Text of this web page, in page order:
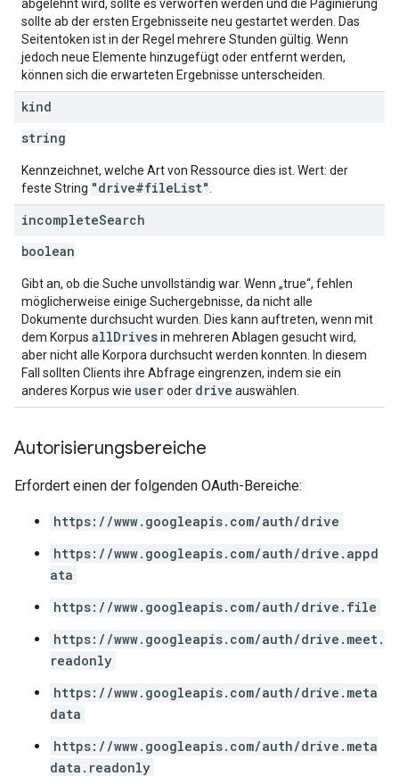
abgelehnt wird, sollte es verworfen werden und die Paginierung
sollte ab der ersten Ergebnisseite neu gestartet werden. Das
Seitentoken ist in der Regel mehrere Stunden gültig. Wenn
jedoch neue Elemente hinzugefügt oder entfernt werden,
können sich die erwarteten Ergebnisse unterscheiden.
kind
string
Kennzeichnet, welche Art von Ressource dies ist. Wert: der
feste String "drive#fileList"
incompleteSearch
boolean
Gibt an, ob die Suche unvollständig war. Wenn „true“, fehlen
möglicherweise einige Suchergebnisse, da nicht alle
Dokumente durchsucht wurden. Dies kann auftreten, wenn mit
dem Korpus allDrivesin mehreren Ablagen gesucht wird,
aber nicht alle Korpora durchsucht werden konnten. In diesem
Fall sollten Clients ihre Abfrage eingrenzen, indem sie ein
anderes Korpus wie useroder drive auswählen.
Autorisierungsbereiche
Erfordert einen der folgenden OAuth-Bereiche:
https://www.googleapis.com/auth/drive
https://www.googleapis.com/auth/drive.appd
ata
https://www.googleapis.com/auth/drive.file
https://www.googleapis.com/auth/drive.meet.
readonly
https://www.googleapis.com/auth/drive.meta
data
https://www.googleapis.com/auth/drive.meta
data.readonly